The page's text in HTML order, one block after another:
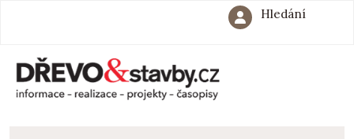
Hledání